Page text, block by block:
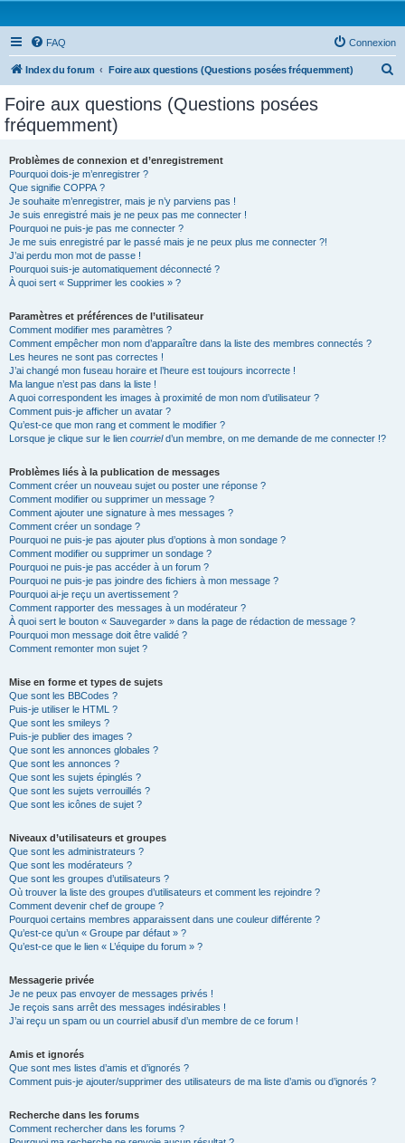
FAQ Connexion
Index du forum Foire aux questions (Questions posées fréquemment)
Foire aux questions (Questions posées
fréquemment)
Problèmes de connexion et d’enregistrement
Pourquoi dois-je m’enregistrer ?
Que signifie COPPA ?
Je souhaite m’enregistrer, mais je n’y parviens pas !
Je suis enregistré mais je ne peux pas me connecter !
Pourquoi ne puis-je pas me connecter ?
Je me suis enregistré par le passé mais je ne peux plus me connecter ?!
J’ai perdu mon mot de passe !
Pourquoi suis-je automatiquement déconnecté ?
À quoi sert « Supprimer les cookies » ?
Paramètres et préférences de l’utilisateur
Comment modifier mes paramètres ?
Comment empêcher mon nom d’apparaître dans la liste des membres connectés ?
Les heures ne sont pas correctes !
J’ai changé mon fuseau horaire et l’heure est toujours incorrecte !
Ma langue n’est pas dans la liste !
A quoi correspondent les images à proximité de mon nom d’utilisateur ?
Comment puis-je afficher un avatar ?
Qu’est-ce que mon rang et comment le modifier ?
Lorsque je clique sur le lien courrield’un membre, on me demande de me connecter !?
Problèmes liés à la publication de messages
Comment créer un nouveau sujet ou poster une réponse ?
Comment modifier ou supprimer un message ?
Comment ajouter une signature à mes messages ?
Comment créer un sondage ?
Pourquoi ne puis-je pas ajouter plus d’options à mon sondage ?
Comment modifier ou supprimer un sondage ?
Pourquoi ne puis-je pas accéder à un forum ?
Pourquoi ne puis-je pas joindre des fichiers à mon message ?
Pourquoi ai-je reçu un avertissement ?
Comment rapporter des messages à un modérateur ?
À quoi sert le bouton « Sauvegarder » dans la page de rédaction de message ?
Pourquoi mon message doit être validé ?
Comment remonter mon sujet ?
Mise en forme et types de sujets
Que sont les BBCodes ?
Puis-je utiliser le HTML ?
Que sont les smileys ?
Puis-je publier des images ?
Que sont les annonces globales ?
Que sont les annonces ?
Que sont les sujets épinglés ?
Que sont les sujets verrouillés ?
Que sont les icônes de sujet ?
Niveaux d’utilisateurs et groupes
Que sont les administrateurs ?
Que sont les modérateurs ?
Que sont les groupes d’utilisateurs ?
Où trouver la liste des groupes d’utilisateurs et comment les rejoindre ?
Comment devenir chef de groupe ?
Pourquoi certains membres apparaissent dans une couleur différente ?
Qu’est-ce qu’un « Groupe par défaut » ?
Qu’est-ce que le lien « L’équipe du forum » ?
Messagerie privée
Je ne peux pas envoyer de messages privés !
Je reçois sans arrêt des messages indésirables !
J’ai reçu un spam ou un courriel abusif d’un membre de ce forum !
Amis et ignorés
Que sont mes listes d’amis et d’ignorés ?
Comment puis-je ajouter/supprimer des utilisateurs de ma liste d’amis ou d’ignorés ?
Recherche dans les forums
Comment rechercher dans les forums ?